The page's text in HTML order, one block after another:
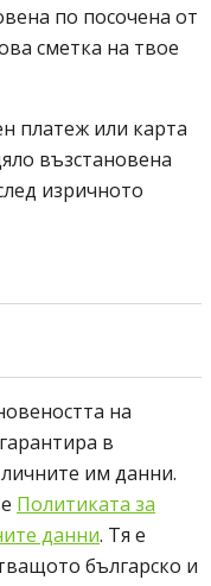
по посочена от
сметка на твое
платеж или карта
възстановена
изричното
на
в
им данни.
Политиката за
данни. Тя е
българско и